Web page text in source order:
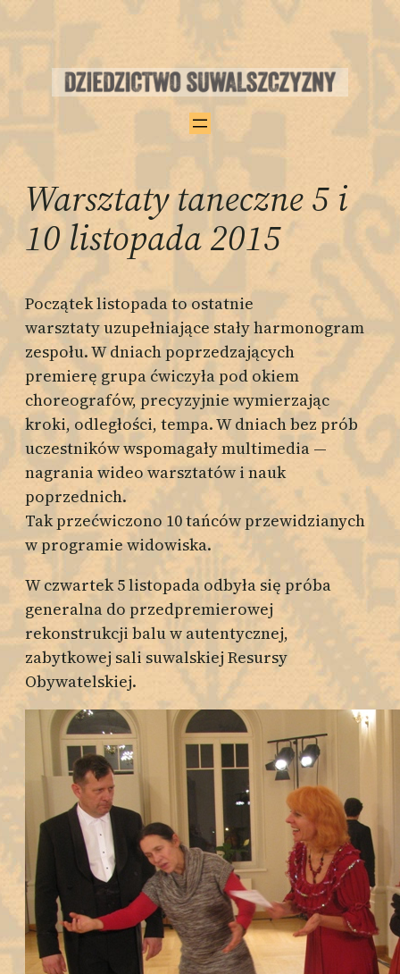
do
Warsztaty taneczne 5 i
10 listopada 2015
Początek listopada to ostatnie
warsztaty uzupełniające stały harmonogram
zespołu. W dniach poprzedzających
premierę grupa ćwiczyła pod okiem
choreografów, precyzyjnie wymierzając
kroki, odległości, tempa. W dniach bez prób
uczestników wspomagały multimedia —
nagrania wideo warsztatów i nauk
poprzednich.
Tak przećwiczono 10 tańców przewidzianych
w programie widowiska.
W czwartek 5 listopada odbyła się próba
generalna do przedpremierowej
rekonstrukcji balu w autentycznej,
zabytkowej sali suwalskiej Resursy
Obywatelskiej.